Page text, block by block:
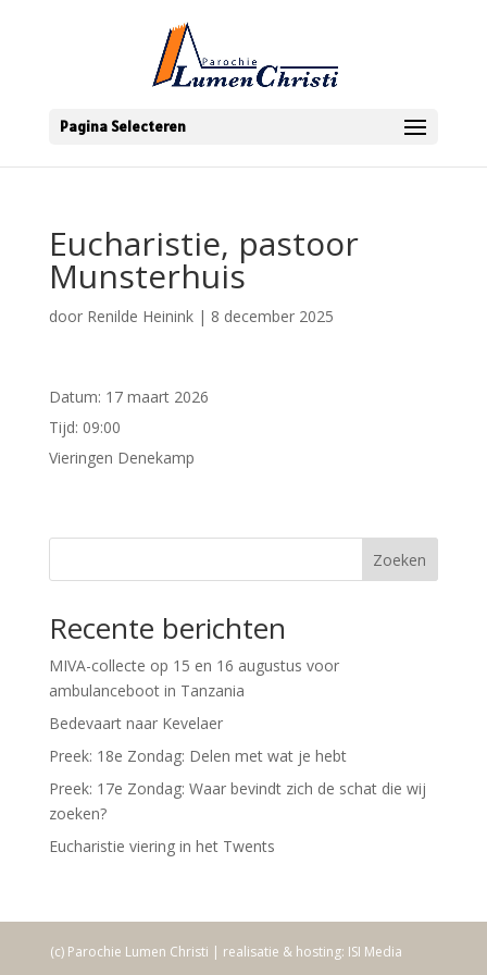
Pagina Selecteren
Eucharistie, pastoor
Munsterhuis
door Renilde Heinink| 8 december 2025
Datum: 17 maart 2026
Tijd: 09:00
Vieringen Denekamp
Zoeken
Recente berichten
MIVA-collecte op 15 en 16 augustus voor
ambulanceboot in Tanzania
Bedevaart naar Kevelaer
Preek: 18e Zondag: Delen met wat je hebt
Preek: 17e Zondag: Waar bevindt zich de schat die wij
zoeken?
Eucharistie viering in het Twents
(c) Parochie Lumen Christi | realisatie & hosting: ISI Media